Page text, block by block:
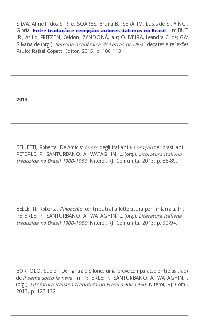
SILVA, Aline F. dos S. R. e; SOARES, Bruna B.; SERAFIM, Lucas de S.; VINCI, Maria
Gloria.Entre tradução e recepção: autores italianos no Brasil . In: BUTTURI
JR., Atilio; FRITZEN, Celdon; ZANDONÁ, Jair; OLIVEIRA, Leandra C. de; GASPARI,
Silvana de (org.). Semana acadêmica de Letras da UFSC: debates e reflexões. São
Paulo: Rafael Copetti Editor, 2015, p. 106-113.
2013
BELLETTI, Roberta. De Amicis: Cuore degli italiani e Coraçãodei brasiliani. In:
PETERLE, P.; SANTURBANO, A.; WATAGHIN, L. (org.). Literatura italiana
traduzida no Brasil 1900-1950. Niterói, RJ: Comunità, 2013, p. 85-89.
BELLETTI, Roberta. Pinocchio: contributi alla letteratura per l’infanzia. In:
PETERLE, P.; SANTURBANO, A.; WATAGHIN, L. (org.). Literatura italiana
traduzida no Brasil 1900-1950. Niterói, RJ: Comunità, 2013, p. 90-94.
BORTOLO, Suelen De. Ignazio Silone: uma breve comparação entre as traduções
de Il seme sotto la neve . In: PETERLE, P.; SANTURBANO, A.; WATAGHIN, L.
(org.). Literatura italiana traduzida no Brasil 1900-1950. Niterói, RJ: Comunità,
2013, p. 127-132.